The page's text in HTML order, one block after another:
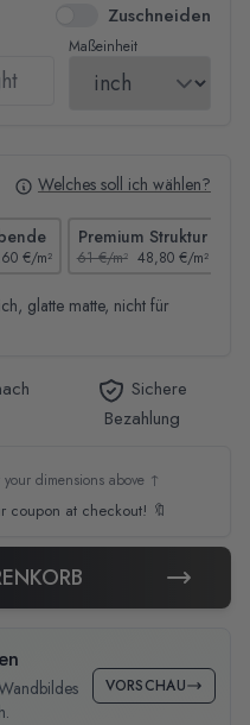
Zuschneiden
Maßeinheit
Welches soll ich wählen?
€/m²
Premium Struktur
61 €/m² 48,80 €/m²
glatte matte, nicht für
Sichere
Bezahlung
your dimensions above ↑
coupon at checkout! 🔖
VORSCHAU